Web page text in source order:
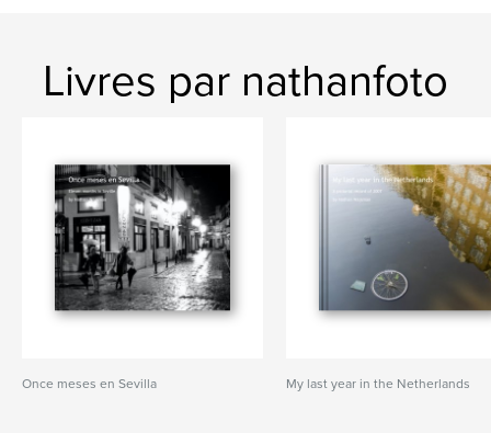
Livres par nathanfoto
Once meses en Sevilla My last year in the Netherlands